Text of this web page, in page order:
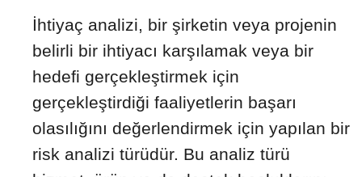
İhtiyaç analizi, bir şirketin veya projenin
belirli bir ihtiyacı karşılamak veya bir
hedefi gerçekleştirmek için
gerçekleştirdiği faaliyetlerin başarı
olasılığını değerlendirmek için yapılan bir
risk analizi türüdür. Bu analiz türü